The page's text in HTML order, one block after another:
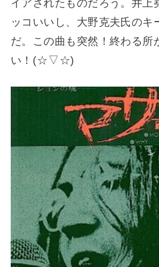
イアされたものだろう。井上
ッコいいし、大野克夫氏のキ
だ。この曲も突然！終わる所
い！(⁠☆⁠▽⁠☆⁠)